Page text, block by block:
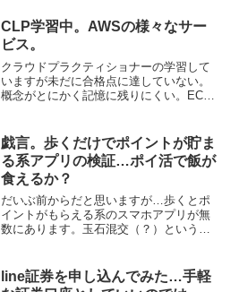
る。以前から確信していたことに、誰も
共感が得られぬ乖離があると...
CLP学習中。AWSの様々なサー
ビス。
クラウドプラクティショナーの学習して
いますが未だに合格点に達していない。
概念がとにかく記憶に残りにくい。ECS
Container Serviceの略語。...
戯言。歩くだけでポイントが貯ま
る系アプリの検証…ポイ活で飯が
食えるか？
だいぶ前からだと思いますが…歩くとポ
イントがもらえる系のスマホアプリが無
数にあります。玉石混交（？）というか
としてもアプリを万歩計にしてしまえ
ば、ユーザ（消費者）は毎日...
line証券を申し込んでみた…手軽